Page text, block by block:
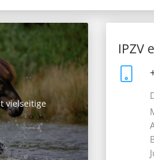
vielseitige
IPZV